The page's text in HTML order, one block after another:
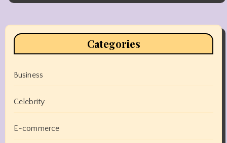
Categories
Business
Celebrity
E-commerce